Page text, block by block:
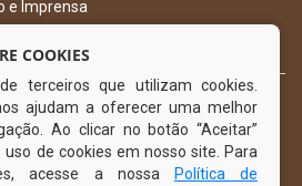
e Imprensa
PAGE
COOKIES
terceiros que utilizam cookies.
ajudam a oferecer uma melhor
Ao clicar no botão “Aceitar”
de cookies em nosso site. Para
acesse a nossa
Política de